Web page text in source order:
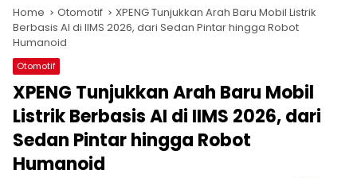
Home Otomotif
XPENG Tunjukkan Arah Baru Mobil Listrik
Berbasis AI di IIMS 2026, dari Sedan Pintar hingga Robot
Humanoid
Otomotif
XPENG Tunjukkan Arah Baru Mobil
Listrik Berbasis AI di IIMS 2026, dari
Sedan Pintar hingga Robot
Humanoid